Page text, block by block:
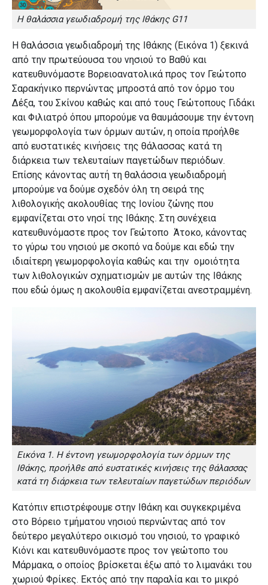
Η θαλάσσια γεωδιαδρομή της Ιθάκης G11
Η θαλάσσια γεωδιαδρομή της Ιθάκης (Εικόνα 1) ξεκινά
από την πρωτεύουσα του νησιού το Βαθύ και
κατευθυνόμαστε Βορειοανατολικά προς τον Γεώτοπο
Σαρακήνικο περνώντας μπροστά από τον όρμο του
Δέξα, του Σκίνου καθώς και από τους Γεώτοπους Γιδάκι
και Φιλιατρό όπου μπορούμε να θαυμάσουμε την έντονη
γεωμορφολογία των όρμων αυτών, η οποία προήλθε
από ευστατικές κινήσεις της θάλασσας κατά τη
διάρκεια των τελευταίων παγετώδων περιόδων.
Επίσης κάνοντας αυτή τη θαλάσσια γεωδιαδρομή
μπορούμε να δούμε σχεδόν όλη τη σειρά της
λιθολογικής ακολουθίας της Ιονίου ζώνης που
εμφανίζεται στο νησί της Ιθάκης. Στη συνέχεια
κατευθυνόμαστε προς τον Γεώτοπο Άτοκο, κάνοντας
το γύρω του νησιού με σκοπό να δούμε και εδώ την
ιδιαίτερη γεωμορφολογία καθώς και την ομοιότητα
των λιθολογικών σχηματισμών με αυτών της Ιθάκης
που εδώ όμως η ακολουθία εμφανίζεται ανεστραμμένη.
Εικόνα 1. Η έντονη γεωμορφολογία των όρμων της
Ιθάκης, προήλθε από ευστατικές κινήσεις της θάλασσας
κατά τη διάρκεια των τελευταίων παγετώδων περιόδων
Κατόπιν επιστρέφουμε στην Ιθάκη και συγκεκριμένα
στο Βόρειο τμήματου νησιού περνώντας από τον
δεύτερο μεγαλύτερο οικισμό του νησιού, το γραφικό
Κιόνι και κατευθυνόμαστε προς τον γεώτοπο του
Μάρμακα, ο οποίος βρίσκεται έξω από το λιμανάκι του
χωριού Φρίκες. Εκτός από την παραλία και το μικρό